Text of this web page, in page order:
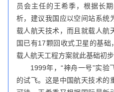
员会主任的王希季，根据长
析，建议我国应以空间站系统
载人航天技术，而且就载人航
国已有17颗回收式卫星的基础
载人航天工程方案就此基础初步
1999年，“神舟一号”实
的试飞。这是中国航天技术的